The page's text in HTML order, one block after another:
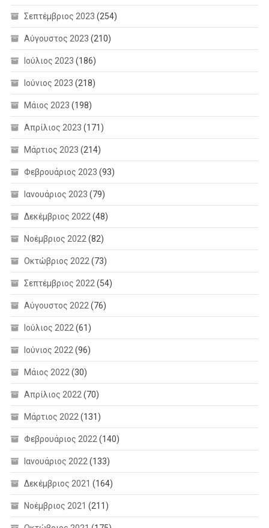
Σεπτέμβριος 2023 (254)
Αύγουστος 2023 (210)
Ιούλιος 2023 (186)
Ιούνιος 2023 (218)
Μάιος 2023 (198)
Απρίλιος 2023 (171)
Μάρτιος 2023 (214)
Φεβρουάριος 2023 (93)
Ιανουάριος 2023 (79)
Δεκέμβριος 2022 (48)
Νοέμβριος 2022 (82)
Οκτώβριος 2022 (73)
Σεπτέμβριος 2022 (54)
Αύγουστος 2022 (76)
Ιούλιος 2022 (61)
Ιούνιος 2022 (96)
Μάιος 2022 (30)
Απρίλιος 2022 (70)
Μάρτιος 2022 (131)
Φεβρουάριος 2022 (140)
Ιανουάριος 2022 (133)
Δεκέμβριος 2021 (164)
Νοέμβριος 2021 (211)